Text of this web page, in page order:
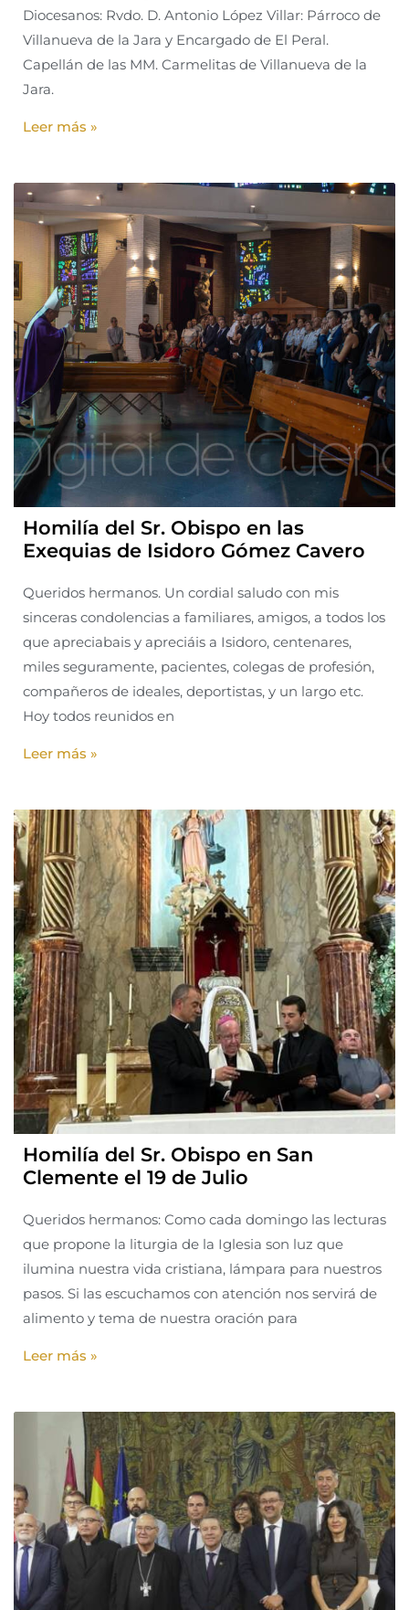
Diocesanos: Rvdo. D. Antonio López Villar: Párroco de
Villanueva de la Jara y Encargado de El Peral.
Capellán de las MM. Carmelitas de Villanueva de la
Jara.
Leer más »
Homilía del Sr. Obispo en las
Exequias de Isidoro Gómez Cavero
Queridos hermanos. Un cordial saludo con mis
sinceras condolencias a familiares, amigos, a todos los
que apreciabais y apreciáis a Isidoro, centenares,
miles seguramente, pacientes, colegas de profesión,
compañeros de ideales, deportistas, y un largo etc.
Hoy todos reunidos en
Leer más »
Homilía del Sr. Obispo en San
Clemente el 19 de Julio
Queridos hermanos: Como cada domingo las lecturas
que propone la liturgia de la Iglesia son luz que
ilumina nuestra vida cristiana, lámpara para nuestros
pasos. Si las escuchamos con atención nos servirá de
alimento y tema de nuestra oración para
Leer más »